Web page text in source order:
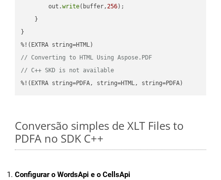
        out.
write(buffer,256);
    }
}
// Converting to HTML Using Aspose.PDF
// C++ SKD is not available
%!(EXTRA string=PDFA, string=HTML, string=PDFA)
Conversão simples de XLT Files to
PDFA no SDK C++
Configurar o WordsApi e o CellsApi